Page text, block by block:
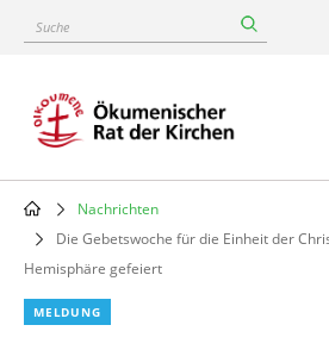
content
Suche
Main
navigation
Breadcrumb
Nachrichten
Die Gebetswoche für die Einheit der
Hemisphäre gefeiert
MELDUNG